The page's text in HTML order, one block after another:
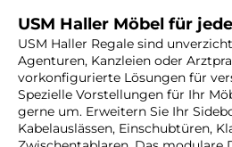
USM Haller Möbel für
USM Haller Regale sind
Agenturen, Kanzleien oder
vorkonfigurierte Lösungen für
Spezielle Vorstellungen für Ihr
gerne um. Erweitern Sie Ihr
Kabelauslässen, Einschubtüren,